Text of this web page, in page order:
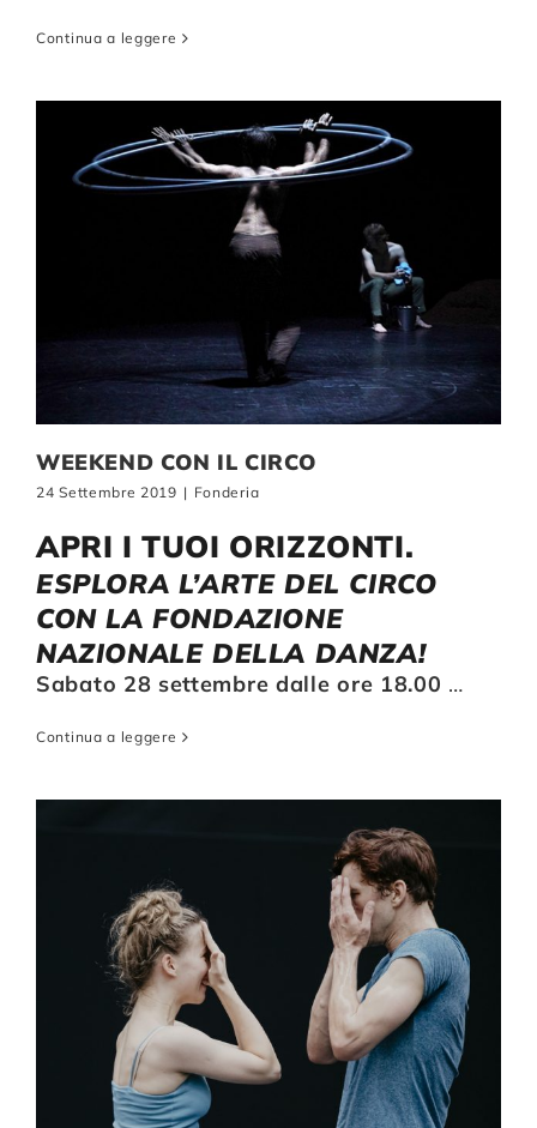
Continua a leggere
WEEKEND CON IL CIRCO
24 Settembre 2019 | Fonderia
APRI I TUOI ORIZZONTI.
ESPLORA L’ARTE DEL CIRCO
CON LA FONDAZIONE
NAZIONALE DELLA DANZA!
Sabato 28 settembre dalle ore 18.00 …
Continua a leggere